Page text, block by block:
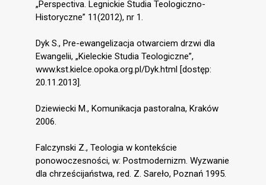
„Perspectiva. Legnickie Studia Teologiczno-
Historyczne” 11(2012), nr 1.
Dyk S., Pre-ewangelizacja otwarciem drzwi dla
Ewangelii, „Kieleckie Studia Teologiczne”,
www.kst.kielce.opoka.org.pl/Dyk.html [dostęp:
20.11.2013].
Dziewiecki M., Komunikacja pastoralna, Kraków
2006.
Falczynski Z., Teologia w kontekście
ponowoczesności, w: Postmodernizm. Wyzwanie
dla chrześcijaństwa, red. Z. Sareło, Poznań 1995.